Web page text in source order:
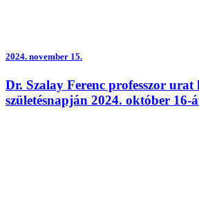
2024. november 15.
Dr. Szalay Ferenc professzor
születésnapján 2024. október 16-